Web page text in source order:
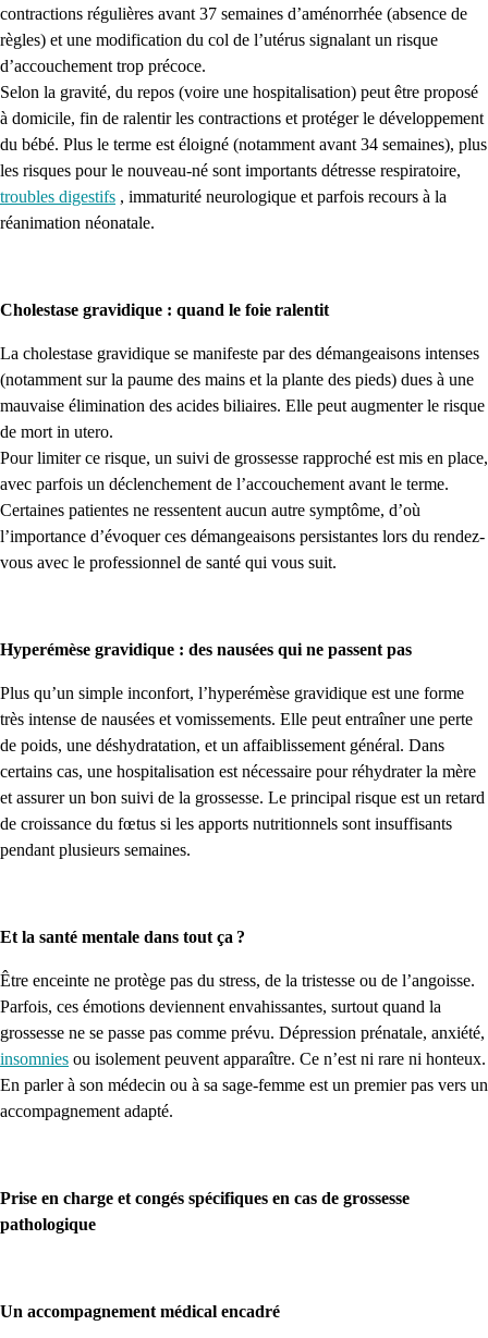
contractions régulières avant 37 semaines d’aménorrhée (absence de
règles) et une modification du col de l’utérus signalant un risque
d’accouchement trop précoce.
Selon la gravité, du repos (voire une hospitalisation) peut être proposé
à domicile, fin de ralentir les contractions et protéger le développement
du bébé. Plus le terme est éloigné (notamment avant 34 semaines), plus
les risques pour le nouveau-né sont importants détresse respiratoire,
troubles digestifs , immaturité neurologique et parfois recours à la
réanimation néonatale.
Cholestase gravidique : quand le foie ralentit
La cholestase gravidique se manifeste par des démangeaisons intenses
(notamment sur la paume des mains et la plante des pieds) dues à une
mauvaise élimination des acides biliaires. Elle peut augmenter le risque
de mort in utero.
Pour limiter ce risque, un suivi de grossesse rapproché est mis en place,
avec parfois un déclenchement de l’accouchement avant le terme.
Certaines patientes ne ressentent aucun autre symptôme, d’où
l’importance d’évoquer ces démangeaisons persistantes lors du rendez-
vous avec le professionnel de santé qui vous suit.
Hyperémèse gravidique : des nausées qui ne passent pas
Plus qu’un simple inconfort, l’hyperémèse gravidique est une forme
très intense de nausées et vomissements. Elle peut entraîner une perte
de poids, une déshydratation, et un affaiblissement général. Dans
certains cas, une hospitalisation est nécessaire pour réhydrater la mère
et assurer un bon suivi de la grossesse. Le principal risque est un retard
de croissance du fœtus si les apports nutritionnels sont insuffisants
pendant plusieurs semaines.
Et la santé mentale dans tout ça ?
Être enceinte ne protège pas du stress, de la tristesse ou de l’angoisse.
Parfois, ces émotions deviennent envahissantes, surtout quand la
grossesse ne se passe pas comme prévu. Dépression prénatale, anxiété,
insomnies ou isolement peuvent apparaître. Ce n’est ni rare ni honteux.
En parler à son médecin ou à sa sage-femme est un premier pas vers un
accompagnement adapté.
Prise en charge et congés spécifiques en cas de grossesse
pathologique
Un accompagnement médical encadré